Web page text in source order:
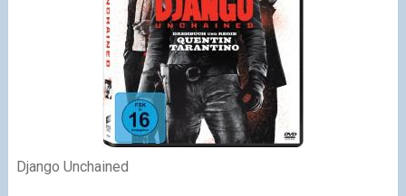
Django Unchained